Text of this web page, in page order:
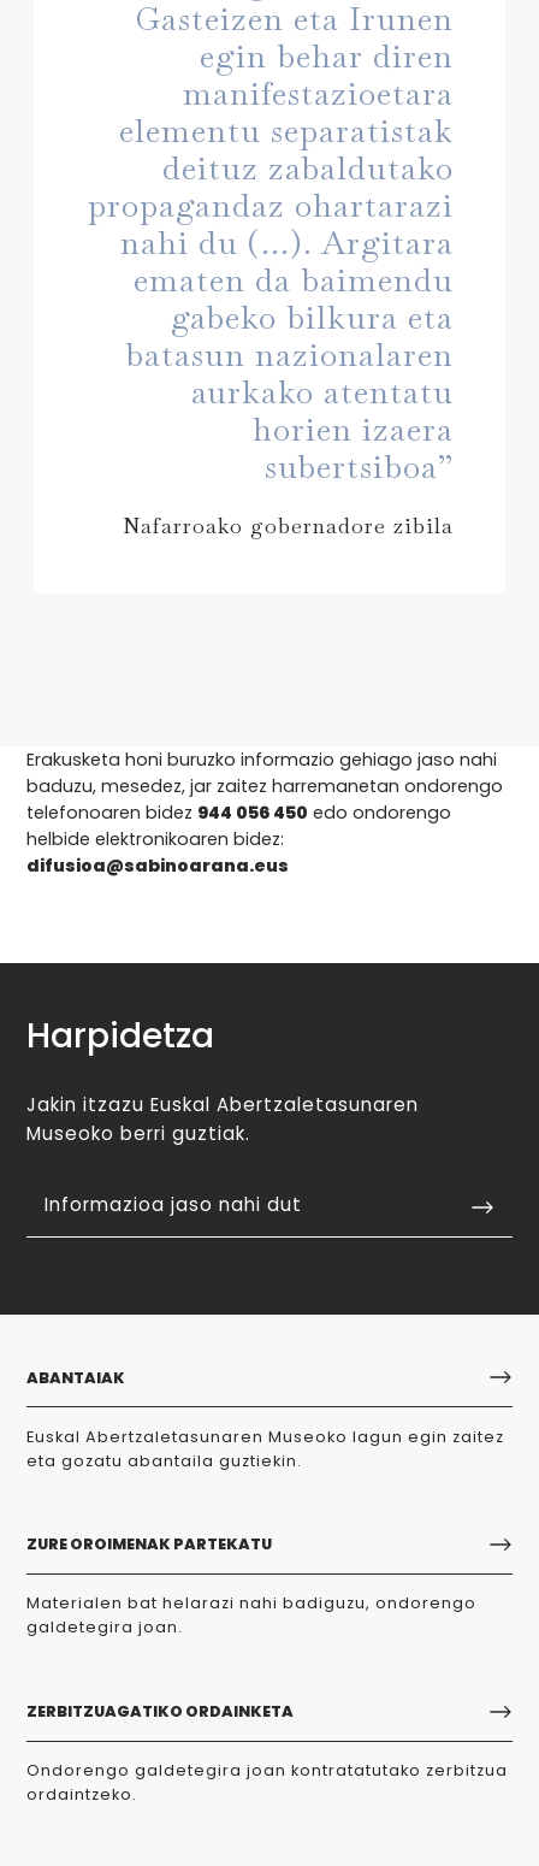
Gasteizen eta Irunen
egin behar diren
manifestazioetara
elementu separatistak
deituz zabaldutako
propagandaz ohartarazi
nahi du (...). Argitara
ematen da baimendu
gabeko bilkura eta
batasun nazionalaren
aurkako atentatu
horien izaera
subertsiboa”
Nafarroako gobernadore zibila
Erakusketa honi buruzko informazio gehiago jaso nahi
baduzu, mesedez, jar zaitez harremanetan ondorengo
telefonoaren bidez 944 056 450 edo ondorengo
helbide elektronikoaren bidez:
difusioa@sabinoarana.eus
Harpidetza
Jakin itzazu Euskal Abertzaletasunaren
Museoko berri guztiak.
Informazioa jaso nahi dut
ABANTAIAK
Euskal Abertzaletasunaren Museoko lagun egin zaitez
eta gozatu abantaila guztiekin.
ZURE OROIMENAK PARTEKATU
Materialen bat helarazi nahi badiguzu, ondorengo
galdetegira joan.
ZERBITZUAGATIKO ORDAINKETA
Ondorengo galdetegira joan kontratatutako zerbitzua
ordaintzeko.